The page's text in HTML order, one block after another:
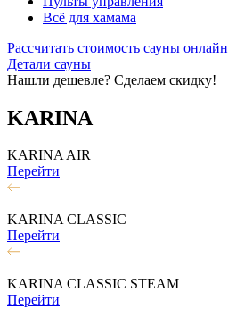
Всё для хамама
Рассчитать стоимость сауны онлайн
Детали сауны
Нашли дешевле? Сделаем скидку!
KARINA
KARINA AIR
Перейти
KARINA CLASSIC
Перейти
KARINA CLASSIC STEAM
Перейти